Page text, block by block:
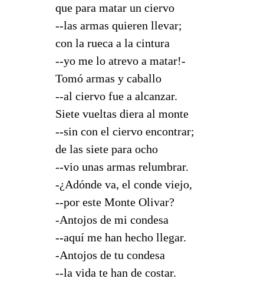
que para matar un ciervo
--las armas quieren llevar;
con la rueca a la cintura
--yo me lo atrevo a matar!-
Tomó armas y caballo
--al ciervo fue a alcanzar.
Siete vueltas diera al monte
--sin con el ciervo encontrar;
de las siete para ocho
--vio unas armas relumbrar.
-¿Adónde va, el conde viejo,
--por este Monte Olivar?
-Antojos de mi condesa
--aquí me han hecho llegar.
-Antojos de tu condesa
--la vida te han de costar.